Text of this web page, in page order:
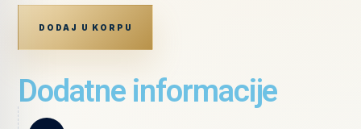
DODAJ U KORPU
Dodatne informacije